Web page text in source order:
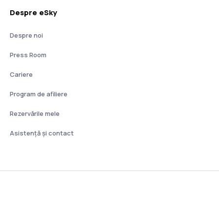
Despre eSky
Despre noi
Press Room
Cariere
Program de afiliere
Rezervările mele
Asistenţă şi contact